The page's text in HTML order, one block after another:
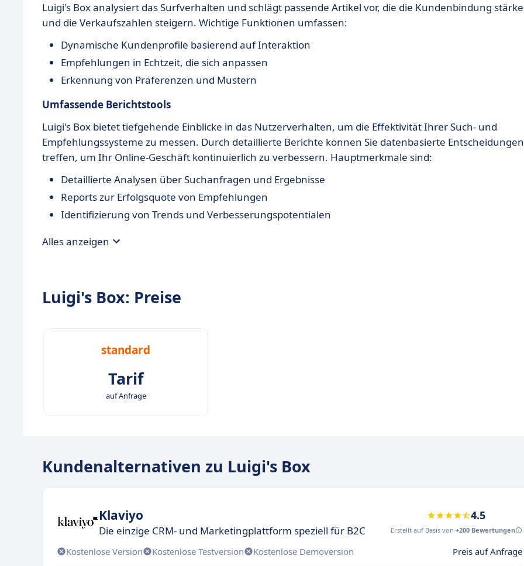
Luigi's Box analysiert das Surfverhalten und schlägt passende Artikel vor, die die Kundenbindung
und die Verkaufszahlen steigern. Wichtige Funktionen umfassen:
Dynamische Kundenprofile basierend auf Interaktion
Empfehlungen in Echtzeit, die sich anpassen
Erkennung von Präferenzen und Mustern
Umfassende Berichtstools
Luigi's Box bietet tiefgehende Einblicke in das Nutzerverhalten, um die Effektivität Ihrer Such- und
Empfehlungssysteme zu messen. Durch detaillierte Berichte können Sie datenbasierte Entscheidungen
treffen, um Ihr Online-Geschäft kontinuierlich zu verbessern. Hauptmerkmale sind:
Detaillierte Analysen über Suchanfragen und Ergebnisse
Reports zur Erfolgsquote von Empfehlungen
Identifizierung von Trends und Verbesserungspotentialen
Alles anzeigen
Luigi's Box: Preise
standard
Tarif
auf Anfrage
Kundenalternativen zu Luigi's Box
Klaviyo
Die einzige CRM- und Marketingplattform speziell für B2C
4.5
Erstellt auf Basis von +200 Bewertungen
Kostenlose Version Kostenlose Testversion Kostenlose Demoversion Preis auf Anfrage